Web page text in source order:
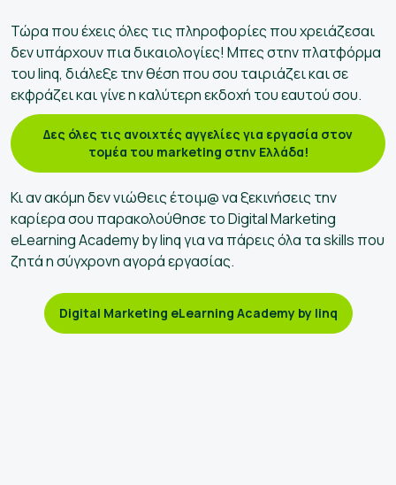
Τώρα που έχεις όλες τις πληροφορίες που χρειάζεσαι
δεν υπάρχουν πια δικαιολογίες! Μπες στην πλατφόρμα
του linq, διάλεξε την θέση που σου ταιριάζει και σε
εκφράζει και γίνε η καλύτερη εκδοχή του εαυτού σου.
Δες όλες τις ανοιχτές αγγελίες για εργασία στον
τομέα του marketing στην Ελλάδα!
Κι αν ακόμη δεν νιώθεις έτοιμ@ να ξεκινήσεις την
καρίερα σου παρακολούθησε το Digital Marketing
eLearning Academy by linq για να πάρεις όλα τα skills που
ζητά η σύγχρονη αγορά εργασίας.
Digital Marketing eLearning Academy by linq